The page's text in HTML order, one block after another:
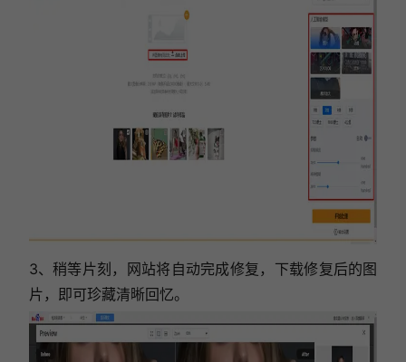
3、稍等片刻，网站将自动完成修复，下载修复后的图
片，即可珍藏清晰回忆。